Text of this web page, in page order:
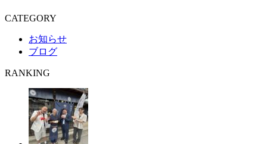
CATEGORY
お知らせ
ブログ
RANKING